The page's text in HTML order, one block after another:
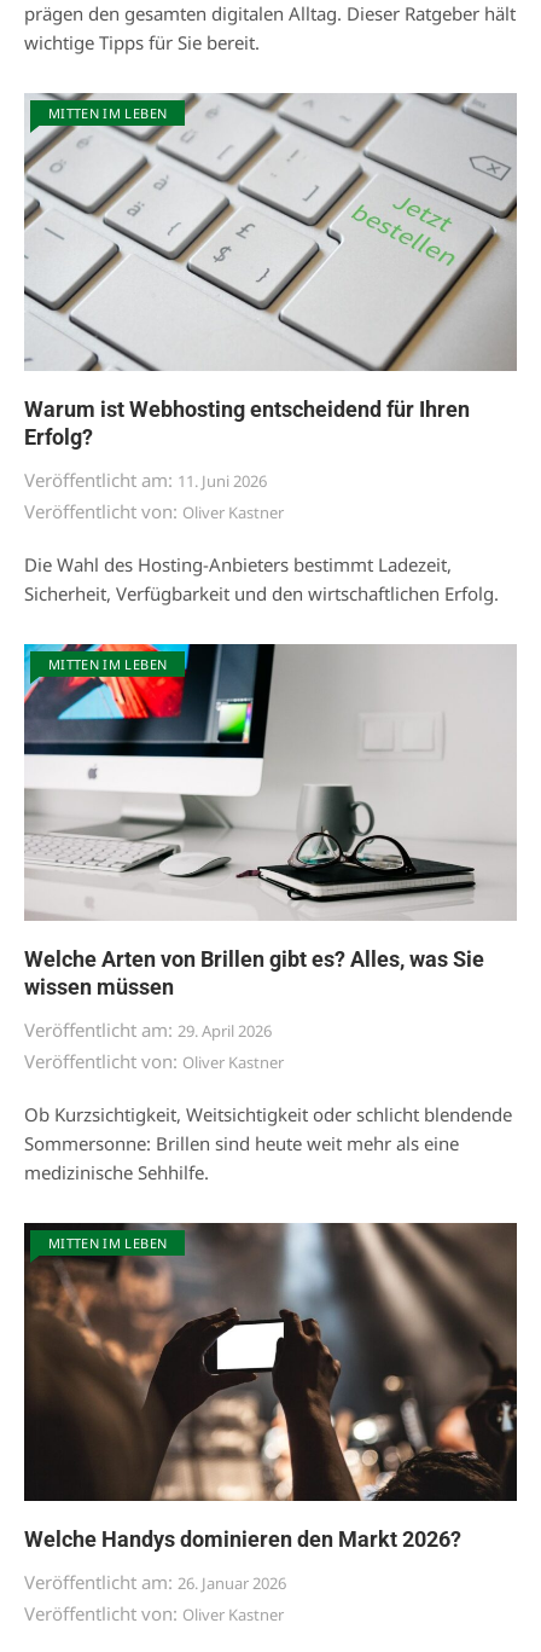
prägen den gesamten digitalen Alltag. Dieser Ratgeber hält
wichtige Tipps für Sie bereit.
MITTEN IM LEBEN
Warum ist Webhosting entscheidend für Ihren
Erfolg?
Veröffentlicht am: 11. Juni 2026
Veröffentlicht von: Oliver Kastner
Die Wahl des Hosting-Anbieters bestimmt Ladezeit,
Sicherheit, Verfügbarkeit und den wirtschaftlichen Erfolg.
MITTEN IM LEBEN
Welche Arten von Brillen gibt es? Alles, was Sie
wissen müssen
Veröffentlicht am: 29. April 2026
Veröffentlicht von: Oliver Kastner
Ob Kurzsichtigkeit, Weitsichtigkeit oder schlicht blendende
Sommersonne: Brillen sind heute weit mehr als eine
medizinische Sehhilfe.
MITTEN IM LEBEN
Welche Handys dominieren den Markt 2026?
Veröffentlicht am: 26. Januar 2026
Veröffentlicht von: Oliver Kastner